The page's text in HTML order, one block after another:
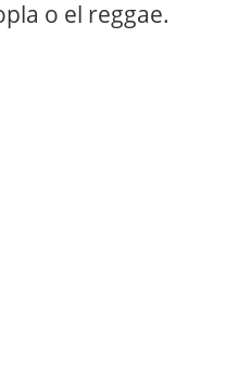
o el reggae.